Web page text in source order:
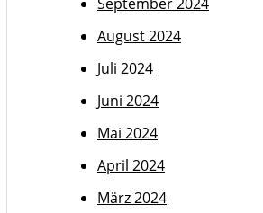
August 2024
Juli 2024
Juni 2024
Mai 2024
April 2024
März 2024